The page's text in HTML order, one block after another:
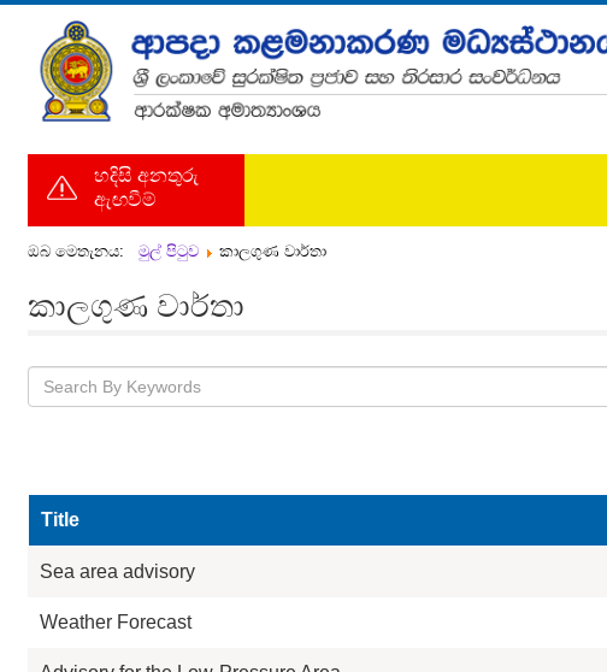
හදිසි අනතුරු
ඇඟවීම්
ඔබ මෙතැනය: මුල් පිටුව කාලගුණ වාර්තා
කාලගුණ වාර්තා
Title
Sea area advisory
Weather Forecast